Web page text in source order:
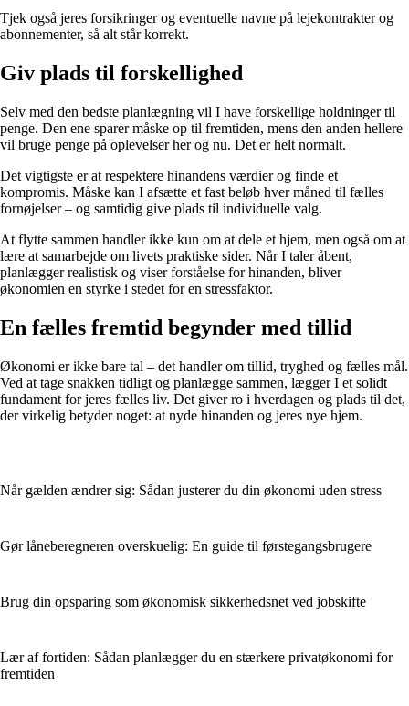
Tjek også jeres forsikringer og eventuelle navne på lejekontrakter og
abonnementer, så alt står korrekt.
Giv plads til forskellighed
Selv med den bedste planlægning vil I have forskellige holdninger til
penge. Den ene sparer måske op til fremtiden, mens den anden hellere
vil bruge penge på oplevelser her og nu. Det er helt normalt.
Det vigtigste er at respektere hinandens værdier og finde et
kompromis. Måske kan I afsætte et fast beløb hver måned til fælles
fornøjelser – og samtidig give plads til individuelle valg.
At flytte sammen handler ikke kun om at dele et hjem, men også om at
lære at samarbejde om livets praktiske sider. Når I taler åbent,
planlægger realistisk og viser forståelse for hinanden, bliver
økonomien en styrke i stedet for en stressfaktor.
En fælles fremtid begynder med tillid
Økonomi er ikke bare tal – det handler om tillid, tryghed og fælles mål.
Ved at tage snakken tidligt og planlægge sammen, lægger I et solidt
fundament for jeres fælles liv. Det giver ro i hverdagen og plads til det,
der virkelig betyder noget: at nyde hinanden og jeres nye hjem.
Når gælden ændrer sig: Sådan justerer du din økonomi uden stress
Gør låneberegneren overskuelig: En guide til førstegangsbrugere
Brug din opsparing som økonomisk sikkerhedsnet ved jobskifte
Lær af fortiden: Sådan planlægger du en stærkere privatøkonomi for
fremtiden